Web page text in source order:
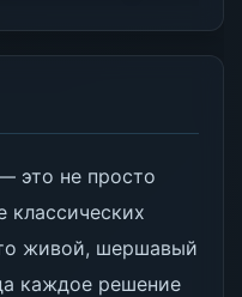
это не просто
классических
живой, шершавый
каждое решение